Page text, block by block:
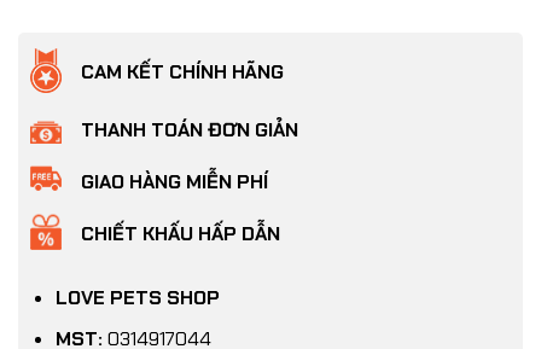
CAM KẾT CHÍNH HÃNG
THANH TOÁN ĐƠN GIẢN
GIAO HÀNG MIỄN PHÍ
CHIẾT KHẤU HẤP DẪN
LOVE PETS SHOP
MST: 0314917044